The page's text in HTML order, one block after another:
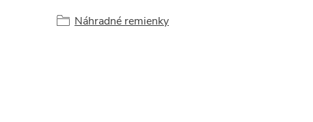
Náhradné remienky